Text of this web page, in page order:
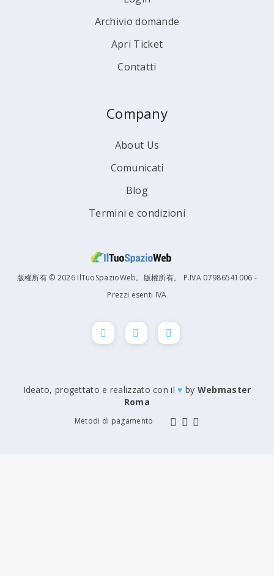
Archivio domande
Apri Ticket
Contatti
Company
About Us
Comunicati
Blog
Termini e condizioni
版權所有 © 2026 IlTuoSpazioWeb。版權所有。 P.IVA 07986541006 -
Prezzi esenti IVA
Ideato, progettato e realizzato con il♥ by Webmaster
Roma
Metodi di pagamento